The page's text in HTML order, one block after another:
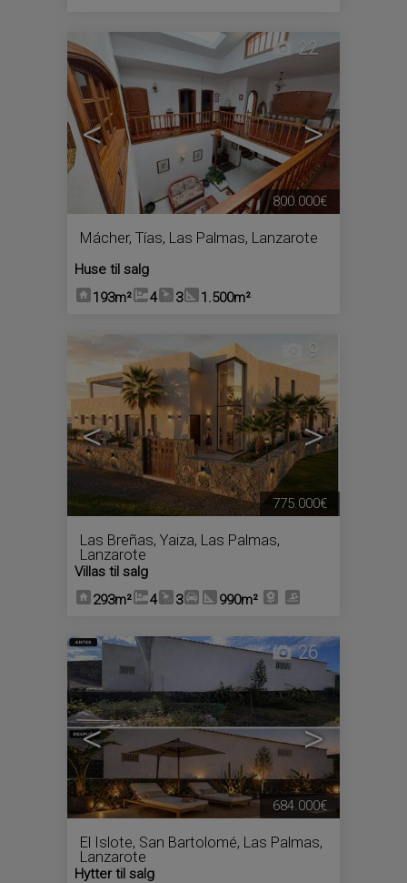
< >
22
Mácher, Tías, Las Palmas, Lanzarote
Huse til salg
193m²
4 3 1.500m²
800.000€
< >
9
Las Breñas, Yaiza, Las Palmas,
Lanzarote
Villas til salg
293m²
4 3 990m²
775.000€
< >
26
El Islote, San Bartolomé, Las Palmas,
Lanzarote
Hytter til salg
684.000€